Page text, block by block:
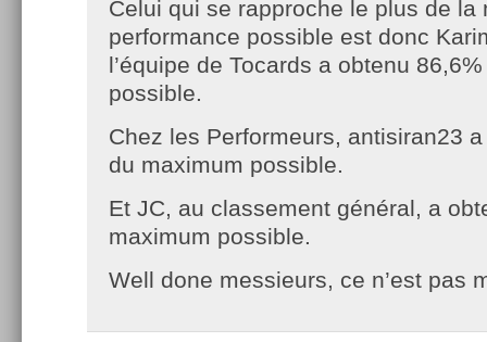
Celui qui se rapproche le plus de la
performance possible est donc
l’équipe de Tocards a obtenu
possible.
Chez les Performeurs, antisiran23
du maximum possible.
Et JC, au classement général, a
maximum possible.
Well done messieurs, ce n’est pas